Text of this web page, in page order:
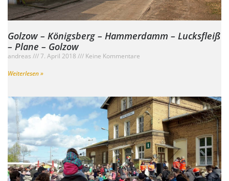
Golzow – Königsberg – Hammerdamm – Lucksfleiß
– Plane – Golzow
andreas 7. April 2018
Keine Kommentare
Weiterlesen »